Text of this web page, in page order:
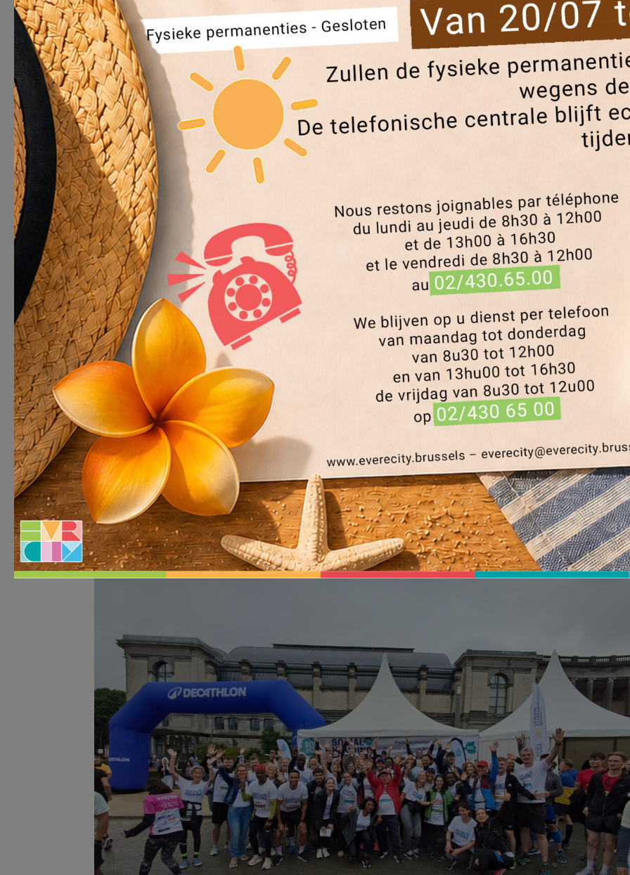
Verdurisation du quartier Platon : un
projet collaboratif pour plus de
fraîcheur et de biodiversité
byeverecity|Mar 23, 2026
En mars 2026, plus de 360 arbres ont été plantés dans le quartier Platon, marquant une étape clé du
« Verdurisation et biodiversité » porté par Communa, le PCS de Là-Haut et l’asbl Buumplanters.
Atténuer les effets des canicules estivales et...